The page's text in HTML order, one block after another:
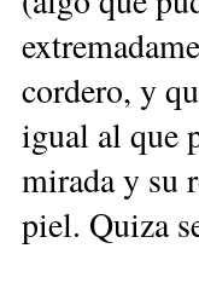
cordero, y
igual al que
mirada y su
piel. Quiza